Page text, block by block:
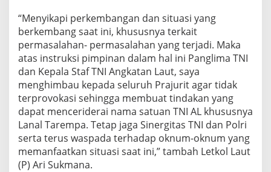
“Menyikapi perkembangan dan situasi yang
berkembang saat ini, khususnya terkait
permasalahan- permasalahan yang terjadi. Maka
atas instruksi pimpinan dalam hal ini Panglima TNI
dan Kepala Staf TNI Angkatan Laut, saya
menghimbau kepada seluruh Prajurit agar tidak
terprovokasi sehingga membuat tindakan yang
dapat menceriderai nama satuan TNI AL khususnya
Lanal Tarempa. Tetap jaga Sinergitas TNI dan Polri
serta terus waspada terhadap oknum-oknum yang
memanfaatkan situasi saat ini,” tambah Letkol Laut
(P) Ari Sukmana.